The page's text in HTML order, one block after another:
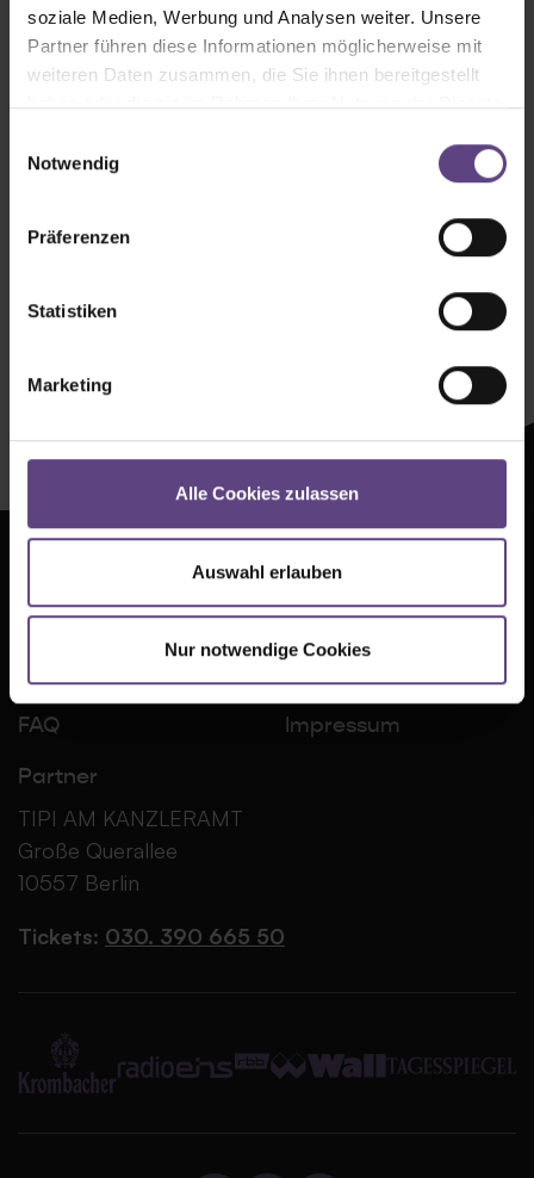
soziale Medien, Werbung und Analysen weiter. Unsere
Partner führen diese Informationen möglicherweise mit
weiteren Daten zusammen, die Sie ihnen bereitgestellt
haben oder die sie im Rahmen Ihrer Nutzung der Dienste
Notwendig
Präferenzen
Statistiken
Marketing
Alle Cookies zulassen
Auswahl erlauben
Nur notwendige Cookies
Newsletter mit
Kontakt
FAQ
Partner
AGB
Datenschutz
Impressum
TIPI AM KANZLERAMT
Große Querallee
10557 Berlin
Tickets: 030. 390 665 50